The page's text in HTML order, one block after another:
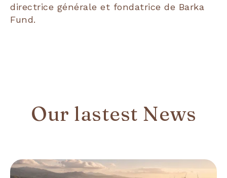
directrice générale et fondatrice de Barka
Fund.
Our lastest News